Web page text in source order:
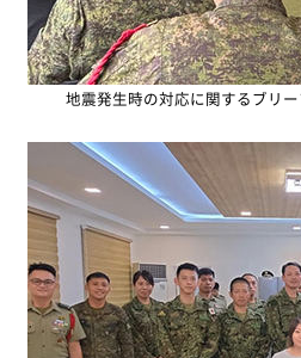
地震発生時の対応に関するブリ